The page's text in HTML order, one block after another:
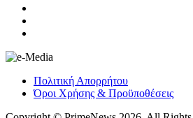
Πολιτική Απορρήτου
Όροι Χρήσης & Προϋποθέσεις